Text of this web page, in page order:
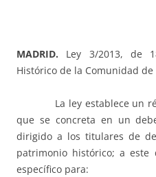
MADRID.
Ley 3/2013, de
Histórico de la Comunidad
La ley establece un
que se concreta en un
dirigido a los titulares de
patrimonio histórico; a
específico para: